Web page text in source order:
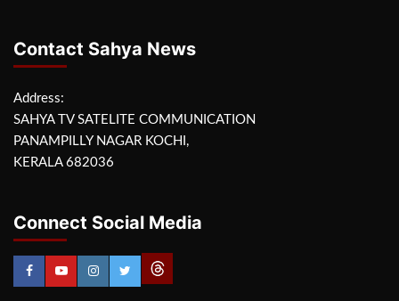
Contact Sahya News
Address:
SAHYA TV SATELITE COMMUNICATION
PANAMPILLY NAGAR KOCHI,
KERALA 682036
Connect Social Media